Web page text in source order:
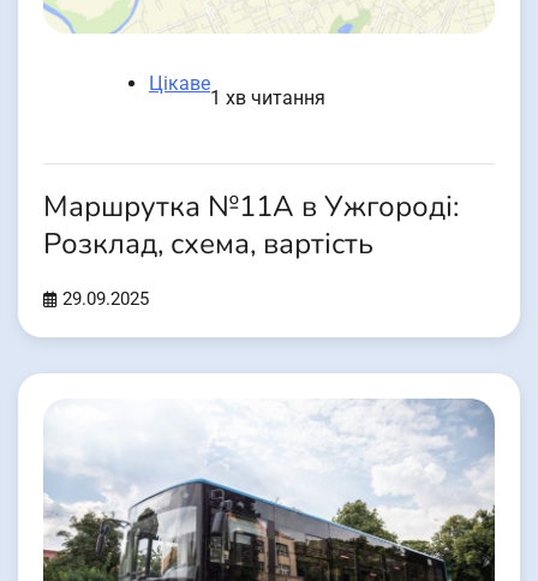
Цікаве
1 хв читання
Маршрутка №11А в Ужгороді:
Розклад, схема, вартість
29.09.2025